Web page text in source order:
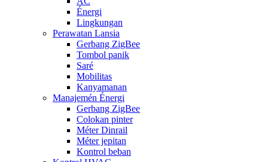
Énergi
Lingkungan
Perawatan Lansia
Gerbang ZigBee
Tombol panik
Saré
Mobilitas
Kanyamanan
Manajemén Énergi
Gerbang ZigBee
Colokan pinter
Méter Dinrail
Méter jepitan
Kontrol beban